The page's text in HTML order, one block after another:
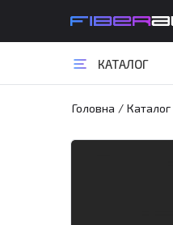
КАТАЛОГ
Головна / Каталог